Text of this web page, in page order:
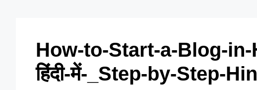
How-to-Start-a-Blog-
हिंदी-में-_Step-by-Step-